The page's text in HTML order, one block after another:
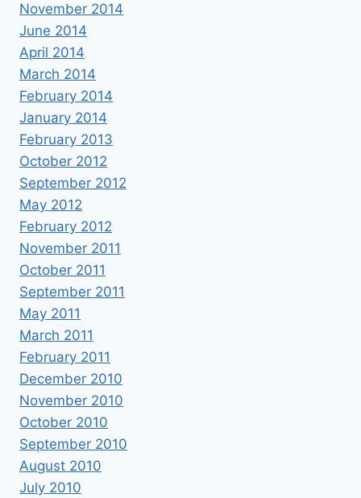
November 2014
June 2014
April 2014
March 2014
February 2014
January 2014
February 2013
October 2012
September 2012
May 2012
February 2012
November 2011
October 2011
September 2011
May 2011
March 2011
February 2011
December 2010
November 2010
October 2010
September 2010
August 2010
July 2010